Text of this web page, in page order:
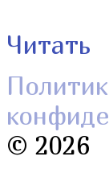
Читать
© 2026